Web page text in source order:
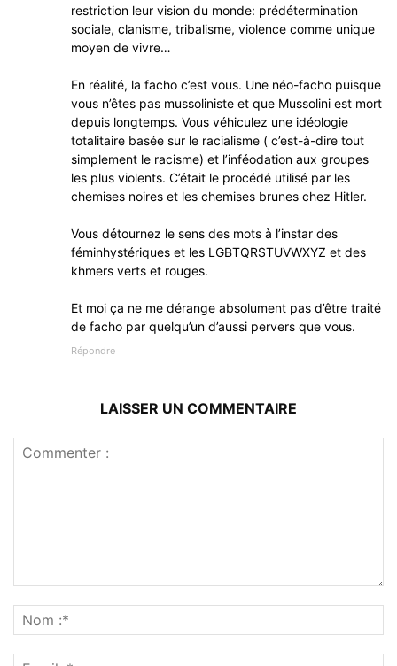
restriction leur vision du monde: prédétermination
sociale, clanisme, tribalisme, violence comme unique
moyen de vivre…
En réalité, la facho c’est vous. Une néo-facho puisque
vous n’êtes pas mussoliniste et que Mussolini est mort
depuis longtemps. Vous véhiculez une idéologie
totalitaire basée sur le racialisme ( c’est-à-dire tout
simplement le racisme) et l’inféodation aux groupes
les plus violents. C’était le procédé utilisé par les
chemises noires et les chemises brunes chez Hitler.
Vous détournez le sens des mots à l’instar des
féminhystériques et les LGBTQRSTUVWXYZ et des
khmers verts et rouges.
Et moi ça ne me dérange absolument pas d’être traité
de facho par quelqu’un d’aussi pervers que vous.
Répondre
LAISSER UN COMMENTAIRE